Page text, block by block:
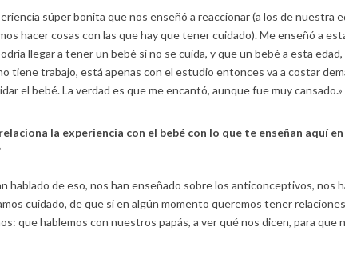
súper bonita que nos enseñó a reaccionar (a los de nuestra
hacer cosas con las que hay que tener cuidado). Me enseñó a
llegar a tener un bebé si no se cuida, y que un bebé a esta
tiene trabajo, está apenas con el estudio entonces va a costar
el bebé. La verdad es que me encantó, aunque fue muy cansado.»
la experiencia con el bebé con lo que te enseñan aquí
hablado de eso, nos han enseñado sobre los anticonceptivos, nos
cuidado, de que si en algún momento queremos tener
que hablemos con nuestros papás, a ver qué nos dicen, para que